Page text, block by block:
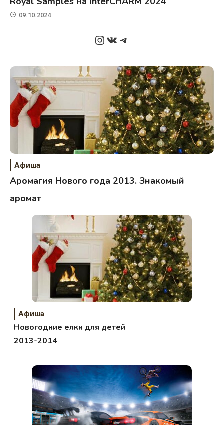
09.10.2024
Instagram
ВКонтакте
Telegram
Афиша
Аромагия Нового года 2013. Знакомый
аромат
Афиша
Новогодние елки для детей
2013-2014